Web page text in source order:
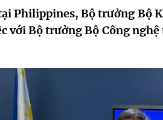
Philippines, Bộ trưởng Bộ
với Bộ trưởng Bộ Công